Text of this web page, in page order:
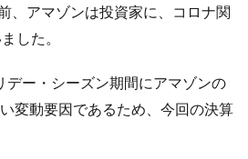
、アマゾンは投資家に、コロナ関
した。
デー・シーズン期間にアマゾンの
変動要因であるため、今回の決算